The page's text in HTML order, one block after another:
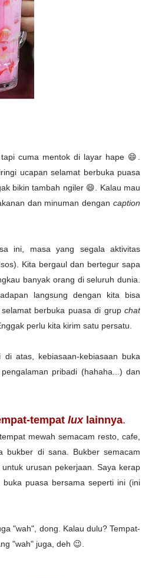
cuma mentok di layar hape 😄.
ucapan selamat berbuka puasa
bikin tambah ngiler 😄.
Kalau mau
dan minuman dengancaption
ini, masa yang segala aktivitas
Kita bergaul dan bertegur sapa
banyak orang di seluruh dunia.
langsung dengan kita bisa
berbuka puasa di grup chat
perlu kita kirim satu persatu.
atas, kebiasaan-kebiasaan buka
pribadi (hahaha...) dan
tempat lux lainnya.
mewah semacam resto, cafe,
bukber di sana.
Bukber semacam
urusan pekerjaan. Saya kerap
puasa bersama seperti ini (ini
"wah", dong. Kalau dulu? Tempat-
"wah" juga, deh 😉.